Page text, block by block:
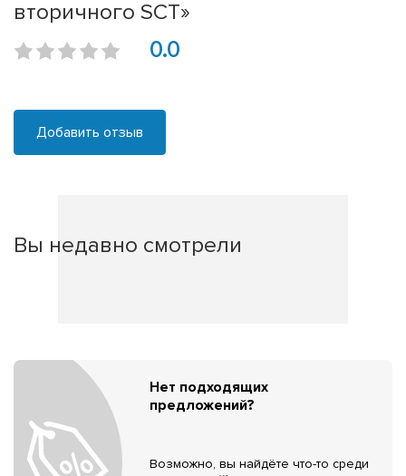
вторичного SCT»
0.0
Добавить отзыв
Вы недавно смотрели
Нет подходящих
предложений?
Возможно, вы найдёте что-то среди